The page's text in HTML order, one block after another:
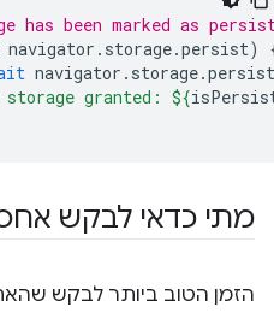
been marked as
navigator . storage.persist)
navigator . storage.
granted: ${
מתי כדאי לבקש
הזמן הטוב ביותר לבקש